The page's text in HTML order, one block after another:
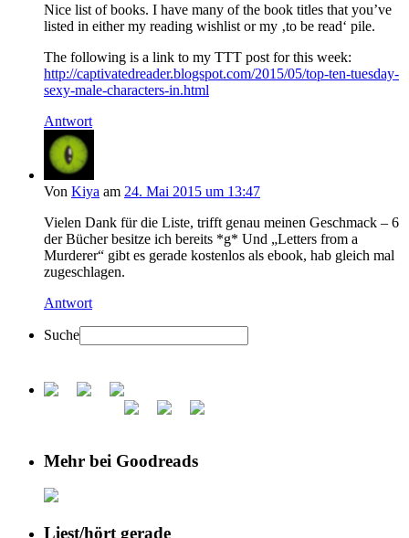
Nice list of books. I have many of the book titles that you’ve
listed in either my reading wishlist or my ‚to be read‘ pile.
The following is a link to my TTT post for this week:
http://captivatedreader.blogspot.com/2015/05/top-ten-tuesday-
sexy-male-characters-in.html
Antwort
Von Kiya am 24. Mai 2015 um 13:47
Vielen Dank für die Liste, trifft genau meinen Geschmack – 6
der Bücher besitze ich bereits *g* Und „Letters from a
Murderer“ gibt es gerade kostenlos als ebook, hab gleich mal
zugeschlagen.
Antwort
Suche
Mehr bei Goodreads
Liest/hört gerade